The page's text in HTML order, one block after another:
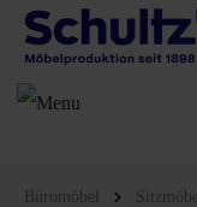
Büromöbel Sitzmöbel